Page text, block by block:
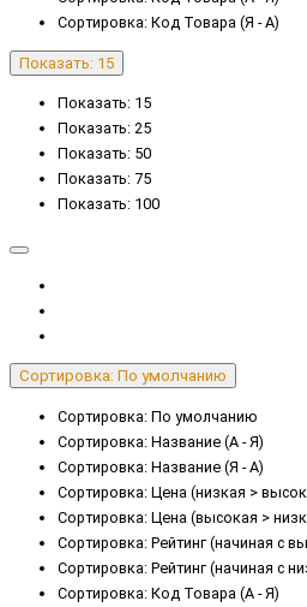
Сортировка: Код Товара (Я - А)
Показать: 15
Показать: 15
Показать: 25
Показать: 50
Показать: 75
Показать: 100
Сортировка: По умолчанию
Сортировка: По умолчанию
Сортировка: Название (А - Я)
Сортировка: Название (Я - А)
Сортировка: Цена (низкая >
Сортировка: Цена (высокая >
Сортировка: Рейтинг (начиная с
Сортировка: Рейтинг (начиная с
Сортировка: Код Товара (А - Я)